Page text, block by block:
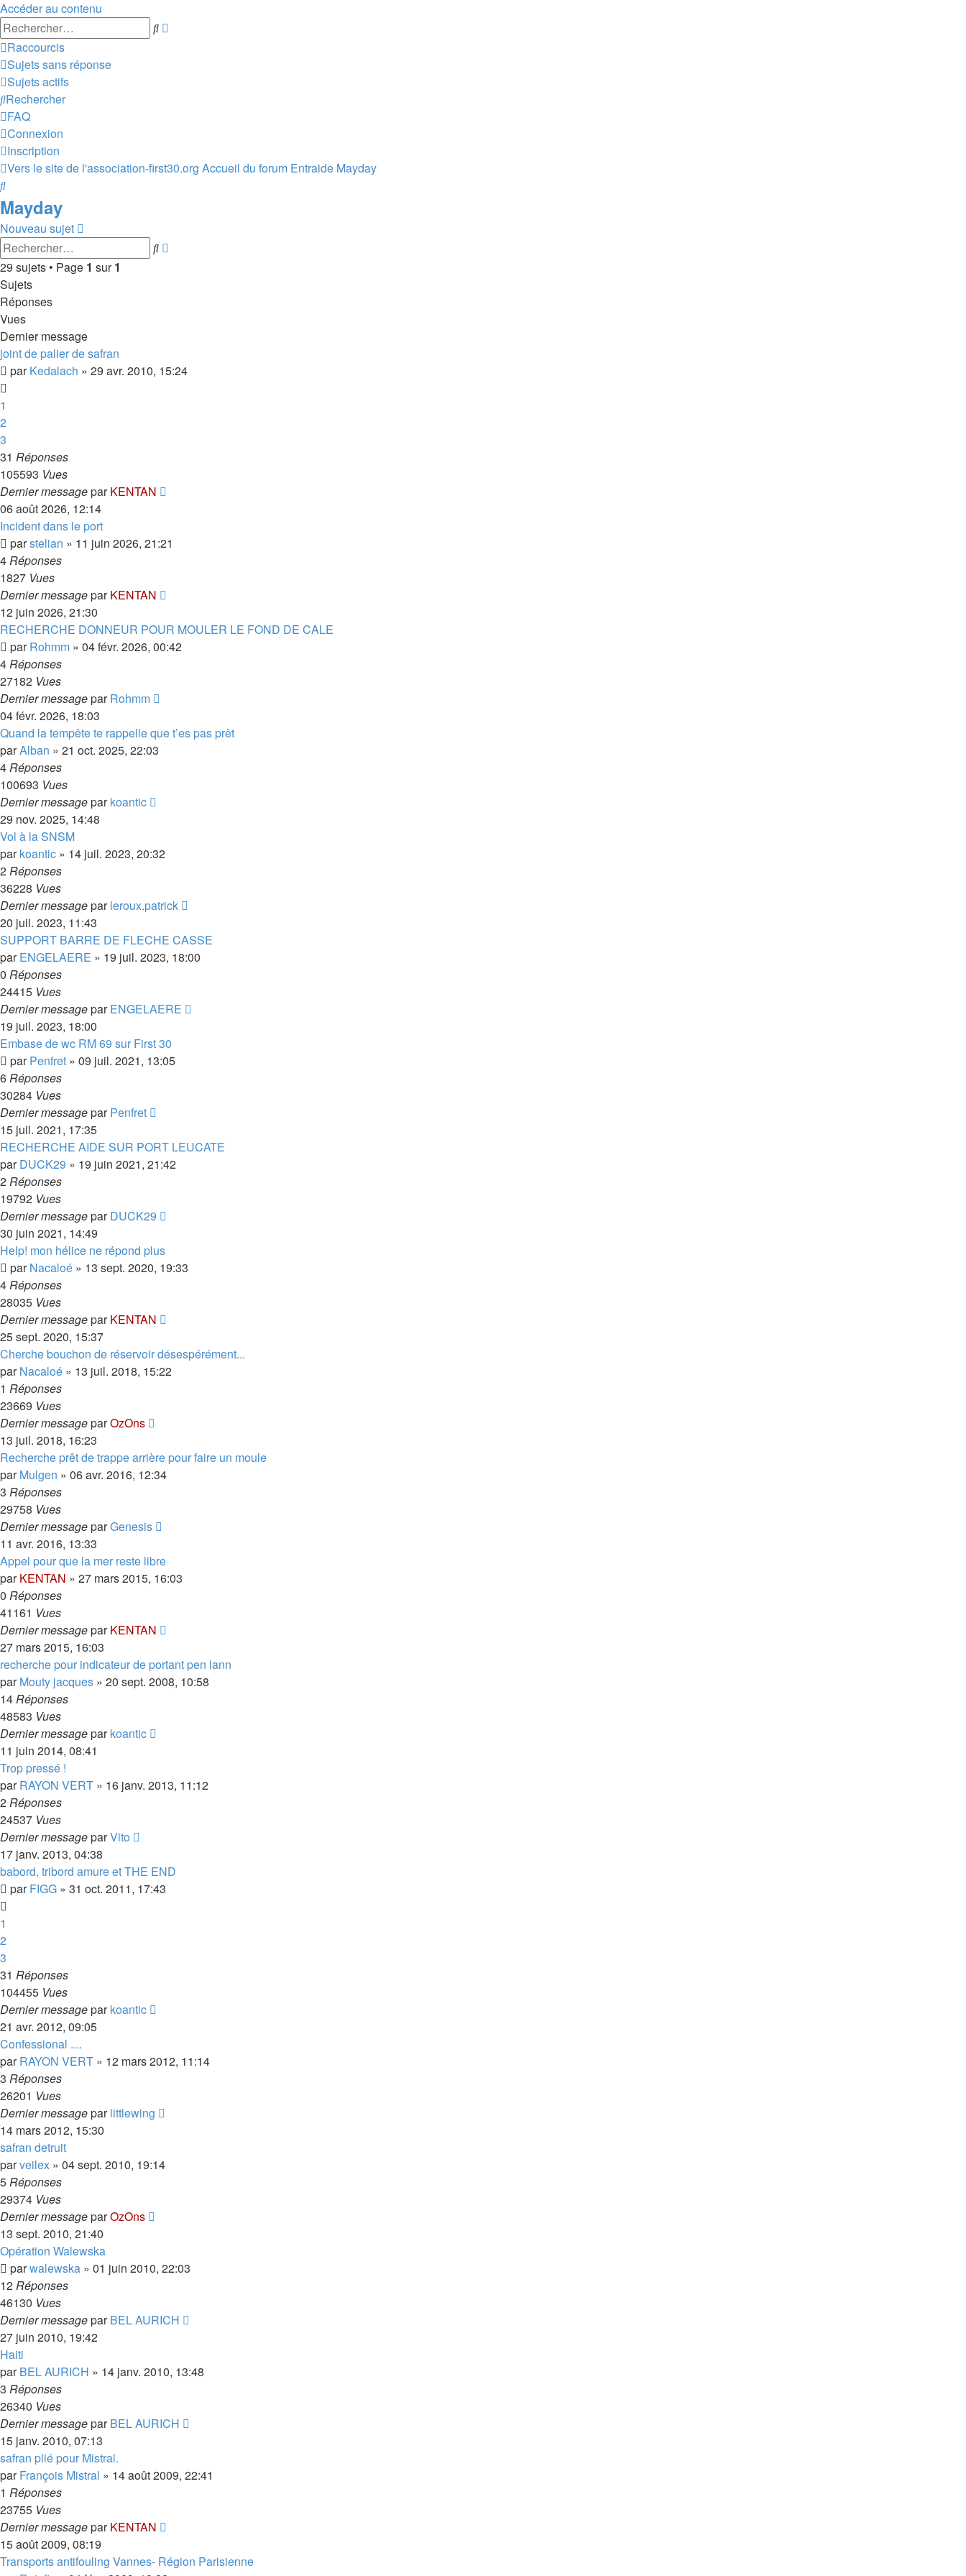
Accéder au contenu
Rechercher
Raccourcis
Sujets sans réponse
Sujets actifs
Rechercher
FAQ
Connexion
Inscription
Vers le site de l'association-first30.org Accueil du forum Entraide Mayday
Rechercher
Mayday
Nouveau sujet
Rechercher
29 sujets • Page 1 sur1
Sujets
Réponses
Vues
Dernier message
joint de palier de safran
parKedalach » 29 avr. 2010, 15:24
1
2
3
31 Réponses
105593 Vues
Dernier messageparKENTAN
06 août 2026, 12:14
Incident dans le port
parstelian » 11 juin 2026, 21:21
4Réponses
1827 Vues
Dernier messageparKENTAN
12 juin 2026, 21:30
RECHERCHE DONNEUR POUR MOULER LE FOND DE CALE
parRohmm » 04 févr. 2026, 00:42
4Réponses
27182 Vues
Dernier messageparRohmm
04 févr. 2026, 18:03
Quand la tempête te rappelle que t’es pas prêt
parAlban » 21 oct. 2025, 22:03
4Réponses
100693 Vues
Dernier messageparkoantic
29 nov. 2025, 14:48
Vol à la SNSM
parkoantic » 14 juil. 2023, 20:32
2Réponses
36228 Vues
Dernier messageparleroux.patrick
20 juil. 2023, 11:43
SUPPORT BARRE DE FLECHE CASSE
parENGELAERE » 19 juil. 2023, 18:00
0 Réponses
24415 Vues
Dernier messageparENGELAERE
19 juil. 2023, 18:00
Embase de wc RM 69 sur First 30
parPenfret » 09 juil. 2021, 13:05
6Réponses
30284 Vues
Dernier messageparPenfret
15 juil. 2021, 17:35
RECHERCHE AIDE SUR PORT LEUCATE
parDUCK29 » 19 juin 2021, 21:42
2Réponses
19792 Vues
Dernier messageparDUCK29
30 juin 2021, 14:49
Help! mon hélice ne répond plus
parNacaloé » 13 sept. 2020, 19:33
4Réponses
28035 Vues
Dernier messageparKENTAN
25 sept. 2020, 15:37
Cherche bouchon de réservoir désespérément...
parNacaloé » 13 juil. 2018, 15:22
1 Réponses
23669 Vues
Dernier messageparOzOns
13 juil. 2018, 16:23
Recherche prêt de trappe arrière pour faire un moule
parMulgen » 06 avr. 2016, 12:34
3 Réponses
29758 Vues
Dernier messageparGenesis
11 avr. 2016, 13:33
Appel pour que la mer reste libre
parKENTAN » 27 mars 2015, 16:03
0 Réponses
41161 Vues
Dernier messageparKENTAN
27 mars 2015, 16:03
recherche pour indicateur de portant pen lann
parMouty jacques » 20 sept. 2008, 10:58
14Réponses
48583 Vues
Dernier messageparkoantic
11 juin 2014, 08:41
Trop pressé !
parRAYON VERT » 16 janv. 2013, 11:12
2Réponses
24537 Vues
Dernier messageparVito
17 janv. 2013, 04:38
babord, tribord amure et THE END
parFIGG » 31 oct. 2011, 17:43
1
2
3
31 Réponses
104455 Vues
Dernier messageparkoantic
21 avr. 2012, 09:05
Confessional ....
parRAYON VERT » 12 mars 2012, 11:14
3 Réponses
26201 Vues
Dernier messageparlittlewing
14 mars 2012, 15:30
safran detruit
parveilex » 04 sept. 2010, 19:14
5Réponses
29374 Vues
Dernier messageparOzOns
13 sept. 2010, 21:40
Opération Walewska
parwalewska » 01 juin 2010, 22:03
12Réponses
46130 Vues
Dernier messageparBEL AURICH
27 juin 2010, 19:42
Haiti
parBEL AURICH » 14 janv. 2010, 13:48
3 Réponses
26340 Vues
Dernier messageparBEL AURICH
15 janv. 2010, 07:13
safran plié pour Mistral.
parFrançois Mistral » 14 août 2009, 22:41
1 Réponses
23755 Vues
Dernier messageparKENTAN
15 août 2009, 08:19
Transports antifouling Vannes- Région Parisienne